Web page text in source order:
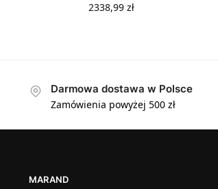
2338,99 zł
Darmowa dostawa w Polsce
Zamówienia powyżej 500 zł
MARAND